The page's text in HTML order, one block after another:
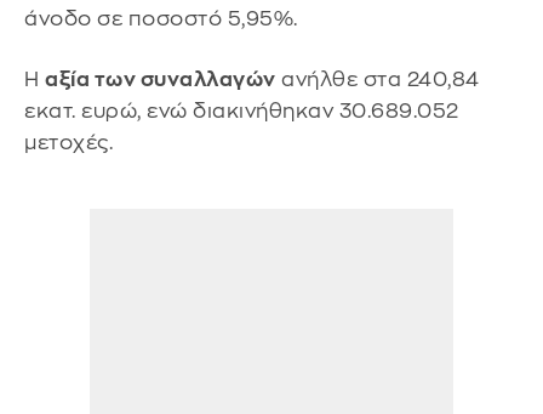
άνοδο σε ποσοστό 5,95%.
Η αξία των συναλλαγών ανήλθε στα 240,84
εκατ. ευρώ, ενώ διακινήθηκαν 30.689.052
μετοχές.